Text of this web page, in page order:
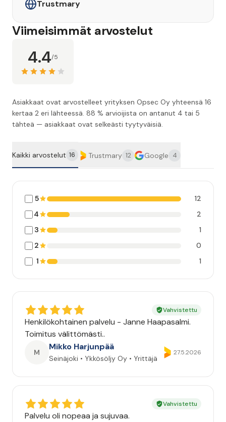
Trustmary
4.4/5
Viimeisimmät arvostelut
Asiakkaat ovat arvostelleet yrityksen Opsec Oy yhteensä 16
kertaa 2 eri lähteessä. 88 % arvioijista on antanut 4 tai 5
tähteä — asiakkaat ovat selkeästi tyytyväisiä.
Kaikki arvostelut 16 Trustmary 12 Google 4
5
12
4
2
3
1
2
0
1
1
Vahvistettu
Henkilökohtainen palvelu - Janne Haapasalmi.
Toimitus välittömästi..
M
Mikko Harjunpää
Seinäjoki • Ykkösöljy Oy • Yrittäjä
27.5.2026
Vahvistettu
Palvelu oli nopeaa ja sujuvaa.